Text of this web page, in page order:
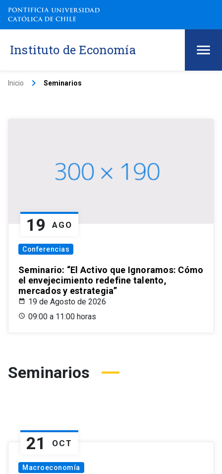
Instituto de Economía
Inicio keyboard_arrow_right Seminarios
19 AGO
Conferencias
Seminario: “El Activo que Ignoramos: Cómo
el envejecimiento redefine talento,
mercados y estrategia”
19 de Agosto de 2026
09:00 a 11:00 horas
Seminarios
21 OCT
Macroeconomía